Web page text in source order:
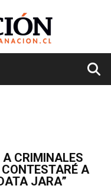
CRIMINALES
A
JARA”